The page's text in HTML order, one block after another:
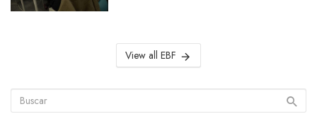
View all EBF